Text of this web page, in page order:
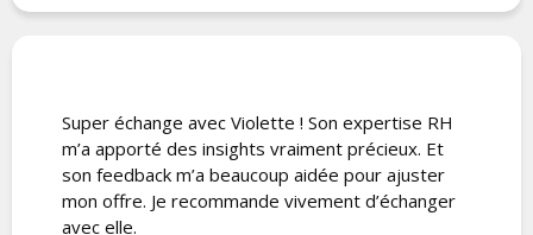
Super échange avec Violette ! Son expertise RH
m’a apporté des insights vraiment précieux. Et
son feedback m’a beaucoup aidée pour ajuster
mon offre. Je recommande vivement d’échanger
avec elle.